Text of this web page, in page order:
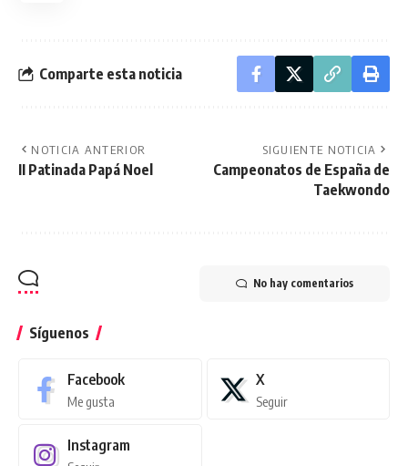
Comparte esta noticia
NOTICIA ANTERIOR
II Patinada Papá Noel
SIGUIENTE NOTICIA
Campeonatos de España de
Taekwondo
No hay comentarios
Síguenos
Facebook
Me gusta
X
Seguir
Instagram